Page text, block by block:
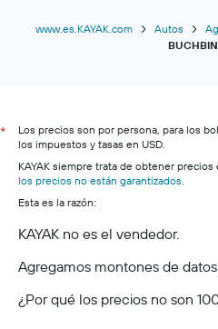
Autos de renta en Miami Beach
www.es.KAYAK.com Autos
*
Los precios son por persona, para los
los impuestos y tasas en USD.
KAYAK siempre trata de obtener
los precios no están garantizados.
Esta es la razón:
KAYAK no es el vendedor.
Agregamos montones de
¿Por qué los precios no son